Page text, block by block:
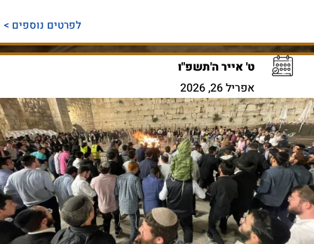
לפרטים נוספים >
ט' אייר ה'תשפ"ו
אפריל 26, 2026